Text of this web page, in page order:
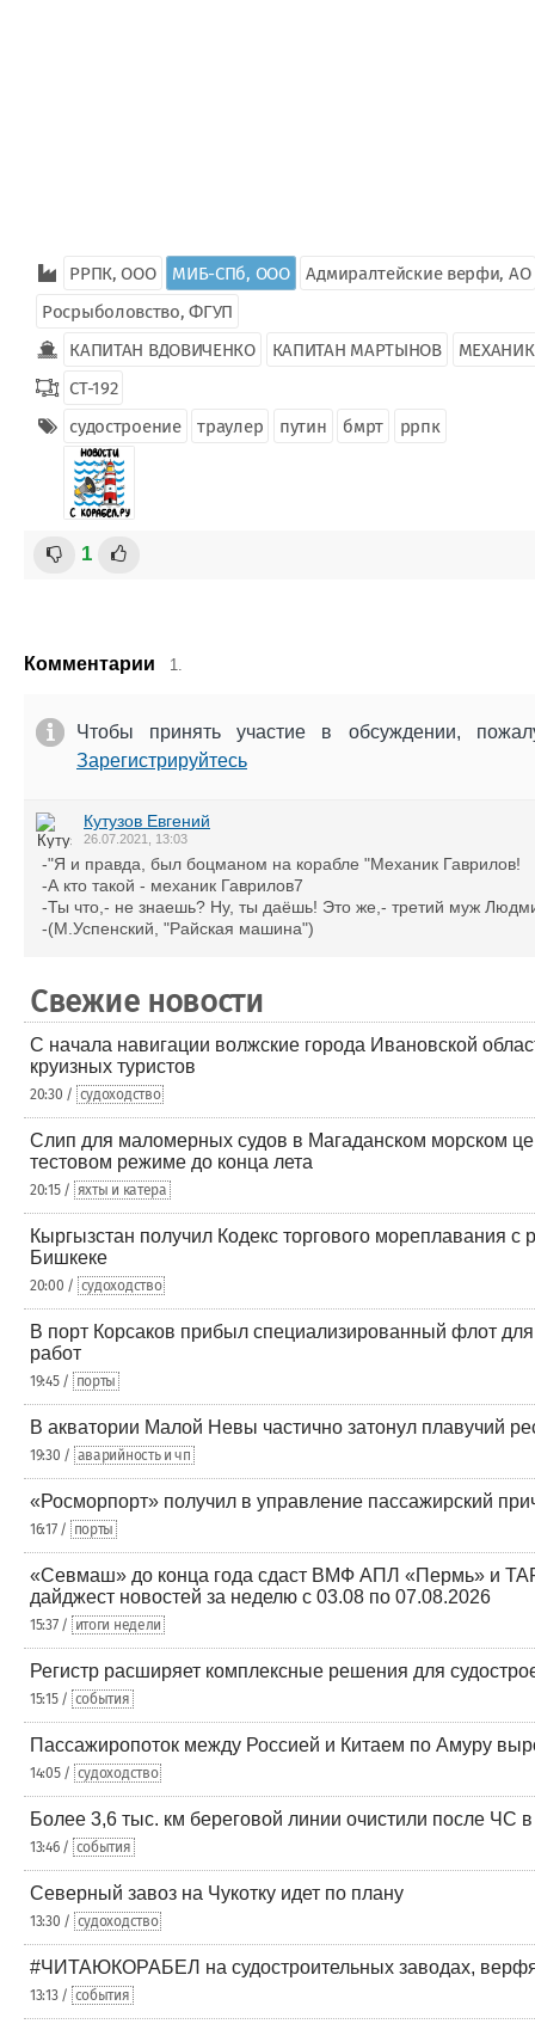
РРПК, ООО МИБ-СПб, ООО
Адмиралтейские верфи, АО
Росрыболовство, ФГУП
КАПИТАН ВДОВИЧЕНКО
КАПИТАН МАРТЫНОВ
СТ-192
судостроение
траулер путин бмрт ррпк
1
Комментарии 1.
Чтобы принять участие в обсуждении,
Зарегистрируйтесь
Кутузов Евгений
26.07.2021, 13:03
-"Я и правда, был боцманом на корабле "Механик Гаврилов!
-А кто такой - механик Гаврилов7
-Ты что,- не знаешь? Ну, ты даёшь! Это же,- третий муж
-(М.Успенский, "Райская машина")
Свежие новости
С начала навигации волжские города Ивановской
круизных туристов
20:30 / судоходство
Слип для маломерных судов в Магаданском морском
тестовом режиме до конца лета
20:15 / яхты и катера
Кыргызстан получил Кодекс торгового мореплавания с
Бишкеке
20:00 / судоходство
В порт Корсаков прибыл специализированный флот
работ
19:45 / порты
В акватории Малой Невы частично затонул плавучий
19:30 / аварийность и чп
«Росморпорт» получил в управление пассажирский
16:17 / порты
«Севмаш» до конца года сдаст ВМФ АПЛ «Пермь» и
дайджест новостей за неделю с 03.08 по 07.08.2026
15:37 / итоги недели
Регистр расширяет комплексные решения для
15:15 / события
Пассажиропоток между Россией и Китаем по Амуру
14:05 / судоходство
Более 3,6 тыс. км береговой линии очистили после ЧС
13:46 / события
Северный завоз на Чукотку идет по плану
13:30 / судоходство
#ЧИТАЮКОРАБЕЛ на судостроительных заводах,
13:13 / события